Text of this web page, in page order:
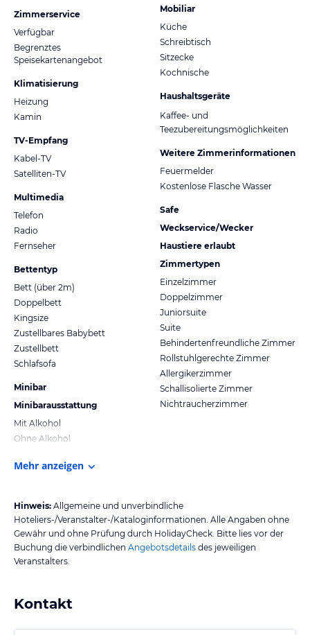
Zimmerservice
Verfügbar
Begrenztes
Speisekartenangebot
Klimatisierung
Heizung
Kamin
TV-Empfang
Kabel-TV
Satelliten-TV
Multimedia
Telefon
Radio
Fernseher
Bettentyp
Bett (über 2m)
Doppelbett
Kingsize
Zustellbares Babybett
Zustellbett
Schlafsofa
Minibar
Minibarausstattung
Mit Alkohol
Ohne Alkohol
Mobiliar
Küche
Schreibtisch
Sitzecke
Kochnische
Haushaltsgeräte
Kaffee- und
Teezubereitungsmöglichkeiten
Weitere Zimmerinformationen
Feuermelder
Kostenlose Flasche Wasser
Safe
Weckservice/Wecker
Haustiere erlaubt
Zimmertypen
Einzelzimmer
Doppelzimmer
Juniorsuite
Suite
Behindertenfreundliche Zimmer
Rollstuhlgerechte Zimmer
Allergikerzimmer
Schallisolierte Zimmer
Nichtraucherzimmer
Mehr anzeigen
Hinweis: Allgemeine und unverbindliche
Hoteliers-/Veranstalter-/Kataloginformationen. Alle Angaben ohne
Gewähr und ohne Prüfung durch HolidayCheck. Bitte lies vor der
Buchung die verbindlichen Angebotsdetails des jeweiligen
Veranstalters.
Kontakt